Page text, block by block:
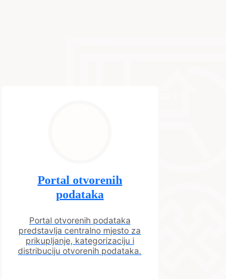
Portal otvorenih
podataka
Portal otvorenih podataka
predstavlja centralno mjesto za
prikupljanje, kategorizaciju i
distribuciju otvorenih podataka.